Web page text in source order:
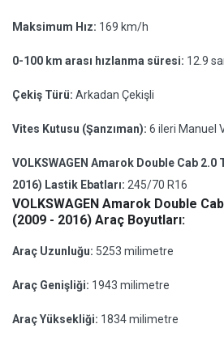
Maksimum Hız: 169 km/h
0-100 km arası hızlanma süresi: 12.9
Çekiş Türü: Arkadan Çekişli
Vites Kutusu (Şanzıman): 6 ileri Manuel
VOLKSWAGEN Amarok Double Cab
2016) Lastik Ebatları: 245/70 R16
VOLKSWAGEN Amarok Double
(2009 - 2016) Araç Boyutları:
Araç Uzunluğu: 5253 milimetre
Araç Genişliği: 1943 milimetre
Araç Yüksekliği: 1834 milimetre